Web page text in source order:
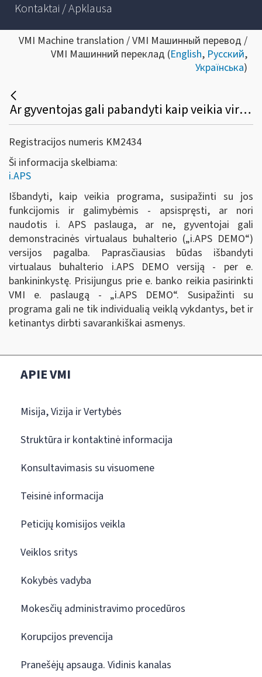
Kontaktai / Apklausa
VMI Machine translation / VMI Машинный перевод /
VMI Машинний переклад (English, Русский,
Українська)
Ar gyventojas gali pabandyti kaip veikia virtualus buhalteris (i.APS)?
Registracijos numeris KM2434
Ši informacija skelbiama:
i.APS
Išbandyti, kaip veikia programa, susipažinti su jos
funkcijomis ir galimybėmis - apsispręsti, ar nori
naudotis i. APS paslauga, ar ne, gyventojai gali
demonstracinės virtualaus buhalterio („i.APS DEMO“)
versijos pagalba. Paprasčiausias būdas išbandyti
virtualaus buhalterio i.APS DEMO versiją - per e.
bankininkystę. Prisijungus prie e. banko reikia pasirinkti
VMI e. paslaugą - „i.APS DEMO“. Susipažinti su
programa gali ne tik individualią veiklą vykdantys, bet ir
ketinantys dirbti savarankiškai asmenys.
APIE VMI
Misija, Vizija ir Vertybės
Struktūra ir kontaktinė informacija
Konsultavimasis su visuomene
Teisinė informacija
Peticijų komisijos veikla
Veiklos sritys
Kokybės vadyba
Mokesčių administravimo procedūros
Korupcijos prevencija
Pranešėjų apsauga. Vidinis kanalas